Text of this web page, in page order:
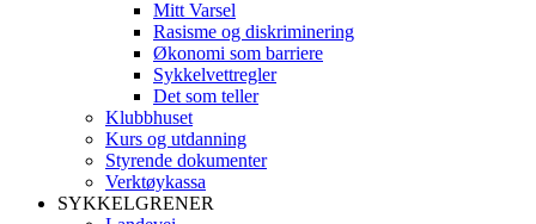
Mitt Varsel
Rasisme og diskriminering
Økonomi som barriere
Sykkelvettregler
Det som teller
Klubbhuset
Kurs og utdanning
Styrende dokumenter
Verktøykassa
SYKKELGRENER